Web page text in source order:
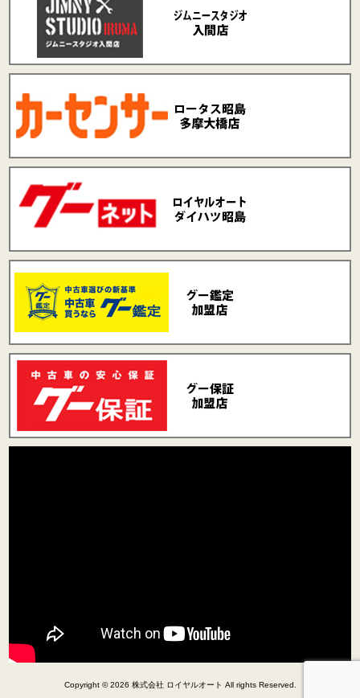
Copyright © 2026 株式会社 ロイヤルオート All rights Reserved.